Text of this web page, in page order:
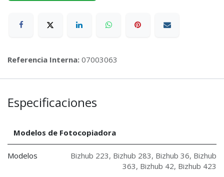
Referencia Interna: 07003063
Especificaciones
Modelos de Fotocopiadora
Modelos Bizhub 223, Bizhub 283, Bizhub 36, Bizhub
363, Bizhub 42, Bizhub 423